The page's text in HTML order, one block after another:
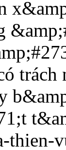
thien-